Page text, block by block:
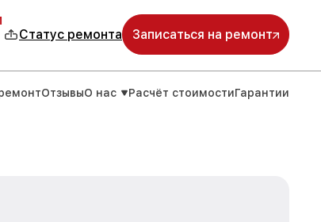
Статус ремонта Записаться на ремонт
ОтзывыО нас Расчёт стоимостиГарантии